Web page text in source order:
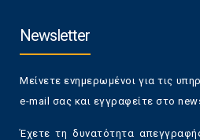
Newsletter
Μείνετε ενημερωμένοι για τις
e-mail σας και εγγραφείτε στο
Έχετε τη δυνατότητα